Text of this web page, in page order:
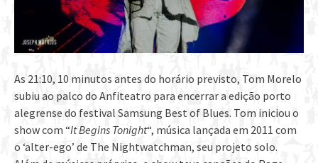
As 21:10, 10 minutos antes do horário previsto, Tom Morelo
subiu ao palco do Anfiteatro para encerrar a edição porto
alegrense do festival Samsung Best of Blues. Tom iniciou o
show com “It Begins Tonight“, música lançada em 2011 com
o ‘alter-ego’ de The Nightwatchman, seu projeto solo.